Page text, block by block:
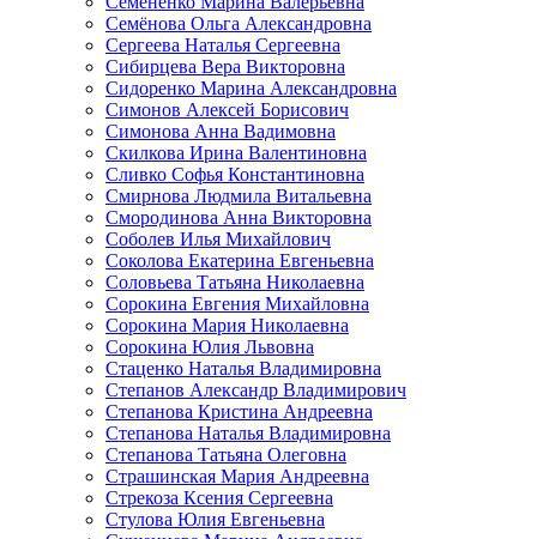
Семёнова Ольга Александровна
Сергеева Наталья Сергеевна
Сибирцева Вера Викторовна
Сидоренко Марина Александровна
Симонов Алексей Борисович
Симонова Анна Вадимовна
Скилкова Ирина Валентиновна
Сливко Софья Константиновна
Смирнова Людмила Витальевна
Смородинова Анна Викторовна
Соболев Илья Михайлович
Соколова Екатерина Евгеньевна
Соловьева Татьяна Николаевна
Сорокина Евгения Михайловна
Сорокина Мария Николаевна
Сорокина Юлия Львовна
Стаценко Наталья Владимировна
Степанов Александр Владимирович
Степанова Кристина Андреевна
Степанова Наталья Владимировна
Степанова Татьяна Олеговна
Страшинская Мария Андреевна
Стрекоза Ксения Сергеевна
Стулова Юлия Евгеньевна